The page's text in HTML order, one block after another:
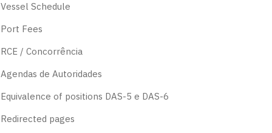
Vessel Schedule
Port Fees
RCE / Concorrência
Agendas de Autoridades
Equivalence of positions DAS-5 e DAS-6
Redirected pages